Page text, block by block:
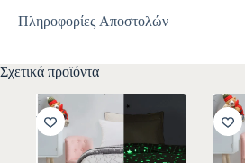
Πληροφορίες Αποστολών
Σχετικά προϊόντα
-10% -10%